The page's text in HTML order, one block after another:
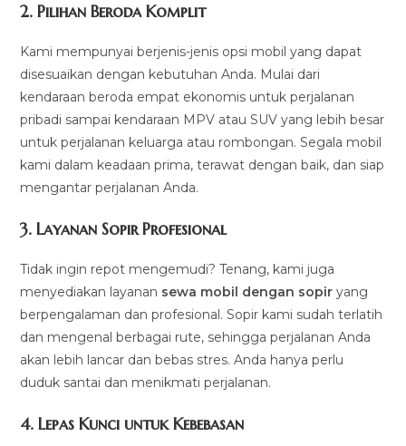
2. Pilihan Beroda Komplit
Kami mempunyai berjenis-jenis opsi mobil yang dapat
disesuaikan dengan kebutuhan Anda. Mulai dari
kendaraan beroda empat ekonomis untuk perjalanan
pribadi sampai kendaraan MPV atau SUV yang lebih besar
untuk perjalanan keluarga atau rombongan. Segala mobil
kami dalam keadaan prima, terawat dengan baik, dan siap
mengantar perjalanan Anda.
3.Layanan Sopir Profesional
Tidak ingin repot mengemudi? Tenang, kami juga
menyediakan layanan sewa mobil dengan sopir yang
berpengalaman dan profesional. Sopir kami sudah terlatih
dan mengenal berbagai rute, sehingga perjalanan Anda
akan lebih lancar dan bebas stres. Anda hanya perlu
duduk santai dan menikmati perjalanan.
4.Lepas Kunci untuk Kebebasan